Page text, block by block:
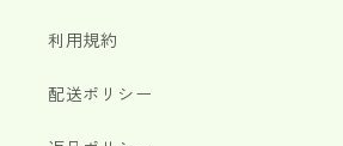
利用規約
配送ポリシー